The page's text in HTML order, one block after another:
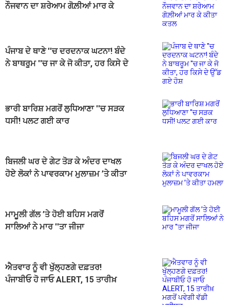
ਨੌਜਵਾਨ ਦਾ ਸ਼ਰੇਆਮ ਗੋਲ਼ੀਆਂ ਮਾਰ ਕੇ
ਪੰਜਾਬ ਦੇ ਥਾਣੇ ''ਚ ਦਰਦਨਾਕ ਘਟਨਾ! ਬੰਦੇ
ਨੇ ਬਾਥਰੂਮ ''ਚ ਜਾ ਕੇ ਜੋ ਕੀਤਾ, ਹਰ ਕਿਸੇ ਦੇ
ਭਾਰੀ ਬਾਰਿਸ਼ ਮਗਰੋਂ ਲੁਧਿਆਣਾ ''ਚ ਸੜਕ
ਧਸੀ! ਪਲਟ ਗਈ ਕਾਰ
ਬਿਜਲੀ ਘਰ ਦੇ ਗੇਟ ਤੋੜ ਕੇ ਅੰਦਰ ਦਾਖਲ
ਹੋਏ ਲੋਕਾਂ ਨੇ ਪਾਵਰਕਾਮ ਮੁਲਾਜ਼ਮ ’ਤੇ ਕੀਤਾ
ਮਾਮੂਲੀ ਗੱਲ ’ਤੇ ਹੋਈ ਬਹਿਸ ਮਗਰੋਂ
ਸਾਲਿਆਂ ਨੇ ਮਾਰ ''ਤਾ ਜੀਜਾ
ਐਤਵਾਰ ਨੂੰ ਵੀ ਖੁੱਲ੍ਹਣਗੇ ਦਫ਼ਤਰ!
ਪੰਜਾਬੀਓ ਹੋ ਜਾਓ ALERT, 15 ਤਾਰੀਖ਼